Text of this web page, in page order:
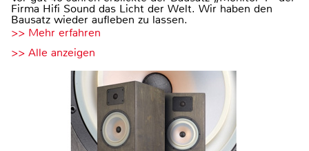
Firma Hifi Sound das Licht der Welt. Wir haben den
Bausatz wieder aufleben zu lassen.
>> Mehr erfahren
>> Alle anzeigen